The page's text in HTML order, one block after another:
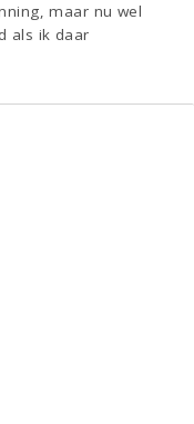
maar nu wel
als ik daar